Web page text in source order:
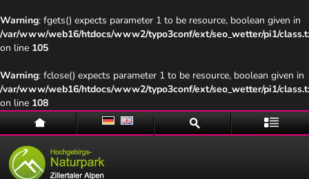
Warning: fgets() expects parameter 1 to be resource, boolean given in
/var/www/web16/htdocs/www2/typo3conf/ext/seo_wetter/pi1/
on line 105
Warning: fclose() expects parameter 1 to be resource, boolean given in
/var/www/web16/htdocs/www2/typo3conf/ext/seo_wetter/pi1/
on line 108
Home